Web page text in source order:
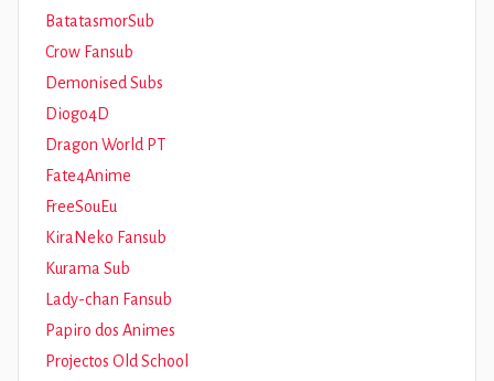
BatatasmorSub
Crow Fansub
Demonised Subs
Diogo4D
Dragon World PT
Fate4Anime
FreeSouEu
KiraNeko Fansub
Kurama Sub
Lady-chan Fansub
Papiro dos Animes
Projectos Old School